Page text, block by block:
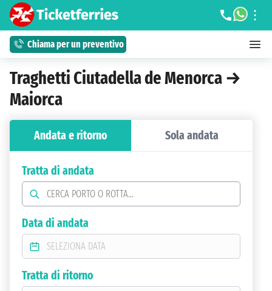
Chiama per un preventivo
Traghetti Ciutadella de Menorca →
Maiorca
Andata e ritorno Sola andata
Tratta di andata
Data di andata
Tratta di ritorno